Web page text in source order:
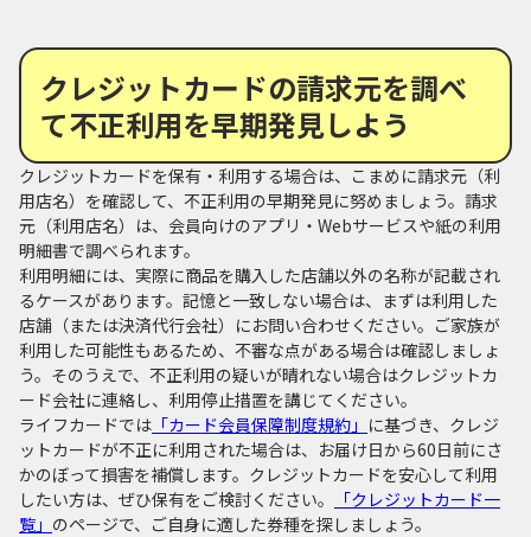
クレジットカードの請求元を調べ
て不正利用を早期発見しよう
クレジットカードを保有・利用する場合は、こまめに請求元（利
用店名）を確認して、不正利用の早期発見に努めましょう。請求
元（利用店名）は、会員向けのアプリ・Webサービスや紙の利用
明細書で調べられます。
利用明細には、実際に商品を購入した店舗以外の名称が記載され
るケースがあります。記憶と一致しない場合は、まずは利用した
店舗（または決済代行会社）にお問い合わせください。ご家族が
利用した可能性もあるため、不審な点がある場合は確認しましょ
う。そのうえで、不正利用の疑いが晴れない場合はクレジットカ
ード会社に連絡し、利用停止措置を講じてください。
ライフカードでは 「カード会員保障制度規約」 に基づき、クレジ
ットカードが不正に利用された場合は、お届け日から60日前にさ
かのぼって損害を補償します。クレジットカードを安心して利用
したい方は、ぜひ保有をご検討ください。
「クレジットカード一
覧」 のページで、ご自身に適した券種を探しましょう。